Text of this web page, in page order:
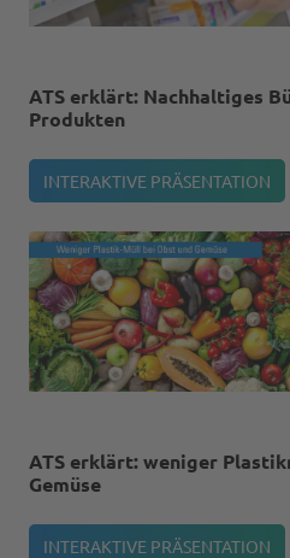
ATS erklärt: Nachhaltiges
Produkten
INTERAKTIVE PRÄSENTATION
ATS erklärt: weniger
Gemüse
INTERAKTIVE PRÄSENTATION